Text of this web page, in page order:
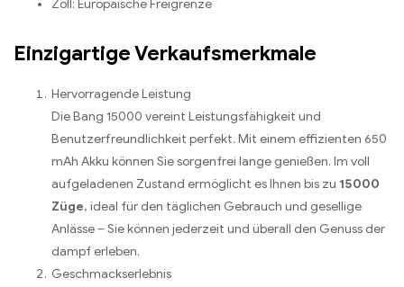
Zoll: Europäische Freigrenze
Einzigartige Verkaufsmerkmale
Hervorragende Leistung
Die Bang 15000 vereint Leistungsfähigkeit und
Benutzerfreundlichkeit perfekt. Mit einem effizienten 650
mAh Akku können Sie sorgenfrei lange genießen. Im voll
aufgeladenen Zustand ermöglicht es Ihnen bis zu 15000
Züge, ideal für den täglichen Gebrauch und gesellige
Anlässe – Sie können jederzeit und überall den Genuss der
dampf erleben.
Geschmackserlebnis